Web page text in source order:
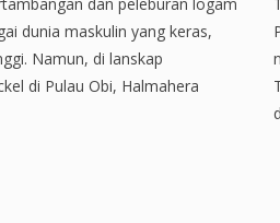
dan peleburan logam
dunia maskulin yang keras,
Namun, di lanskap
di Pulau Obi, Halmahera